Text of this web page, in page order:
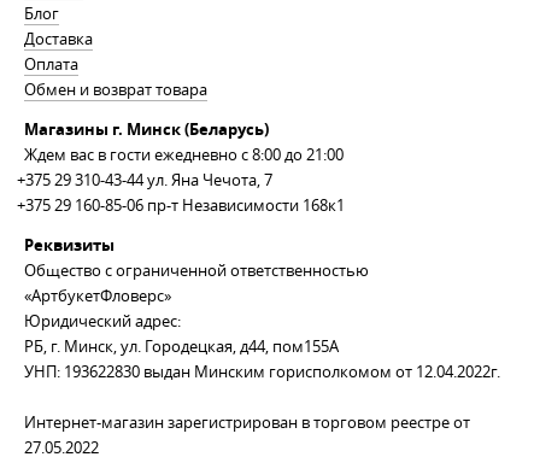
Блог
Доставка
Оплата
Обмен и возврат товара
Магазины г. Минск (Беларусь)
Ждем вас в гости ежедневно с 8:00 до 21:00
+375 29 310-43-44ул. Яна Чечота, 7
+375 29 160-85-06пр-т Независимости 168к1
Реквизиты
Общество с ограниченной ответственностью
«АртбукетФловерс»
Юридический адрес:
РБ, г. Минск, ул. Городецкая, д44, пом155А
УНП: 193622830 выдан Минским горисполкомом от 12.04.2022г.
Интернет-магазин зарегистрирован в торговом реестре от
27.05.2022